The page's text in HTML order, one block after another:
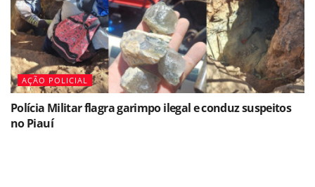
AÇÃO POLICIAL
Polícia Militar flagra garimpo ilegal e conduz suspeitos
no Piauí